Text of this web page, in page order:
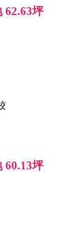
62.63坪
60.13坪